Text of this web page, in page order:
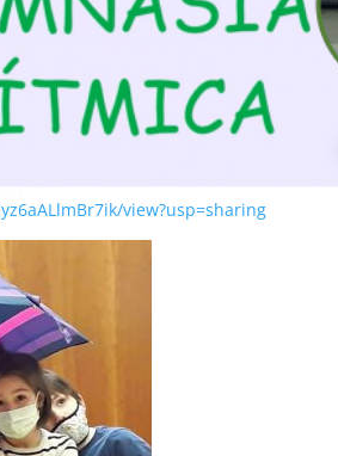
view?usp=sharing